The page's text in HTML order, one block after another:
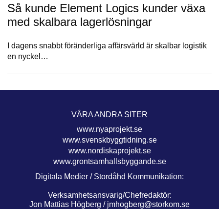
Så kunde Element Logics kunder växa
med skalbara lagerlösningar
I dagens snabbt föränderliga affärsvärld är skalbar logistik
en nyckel…
VÅRA ANDRA SITER
www.nyaprojekt.se
www.svenskbyggtidning.se
www.nordiskaprojekt.se
www.grontsamhallsbyggande.se
Digitala Medier / Stordåhd Kommunikation:
Verksamhetsansvarig/Chefredaktör:
Jon Mattias Högberg / jmhogberg@storkom.se